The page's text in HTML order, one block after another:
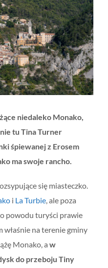
niedaleko Monako,
tu Tina Turner
śpiewanej z Erosem
ma swoje rancho.
się miasteczko.
i La Turbie, ale poza
powodu turyści prawie
właśnie na terenie gminy
Monako, a w
do przeboju Tiny